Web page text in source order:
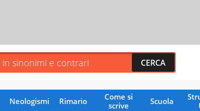
Neologismi Rimario
Come si
scrive
Scuola